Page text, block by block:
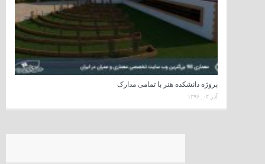
پروژه دانشکده هنر با تمامی مدارک
آذر ۰۴, ۱۳۹۶